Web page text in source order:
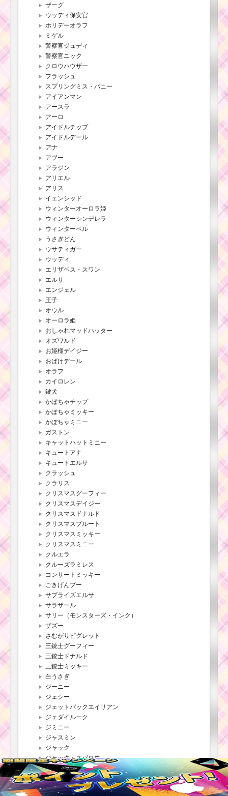
ザーグ
ウッディ保安官
ホリデーオラフ
ミゲル
警察官ジュディ
警察官ニック
クロウハウザー
フラッシュ
スプリングミス・バニー
アイアンマン
アースラ
アーロ
アイドルチップ
アイドルデール
アナ
アブー
アラジン
アリエル
アリス
イェンシッド
ウィンターオーロラ姫
ウィンターシンデレラ
ウィンターベル
うさぎどん
ウサティガー
ウッディ
エリザベス・スワン
エルサ
エンジェル
王子
オウル
オーロラ姫
おしゃれマッドハッター
オズワルド
お姫様デイジー
おばけデール
オラフ
カイロレン
鍵犬
かぼちゃチップ
かぼちゃミッキー
かぼちゃミニー
ガストン
キャットハットミニー
キュートアナ
キュートエルサ
クラッシュ
クラリス
クリスマスグーフィー
クリスマスデイジー
クリスマスドナルド
クリスマスプルート
クリスマスミッキー
クリスマスミニー
クルエラ
クルーズラミレス
コンサートミッキー
ごきげんプー
サプライズエルサ
サラザール
サリー（モンスターズ・インク）
ザズー
さむがりピグレット
三銃士グーフィー
三銃士ドナルド
三銃士ミッキー
白うさぎ
ジーニー
ジェシー
ジェットパックエイリアン
ジェダイルーク
ジミニー
ジャスミン
ジャック
ジャック・スパロウ
ジャファー
ジュディ
女王